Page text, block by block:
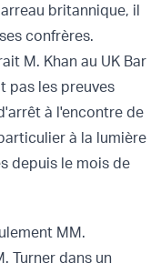
britannique, il
confrères.
M. Khan au UK Bar
pas les preuves
à l'encontre de
à la lumière
depuis le mois de
MM.
Turner dans un